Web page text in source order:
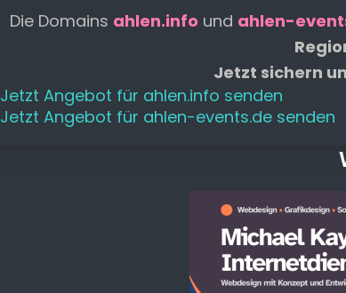
Die Domains ahlen.info und ahlen-
Jetzt sichern
Jetzt Angebot für ahlen.info senden
Jetzt Angebot für ahlen-events.de senden